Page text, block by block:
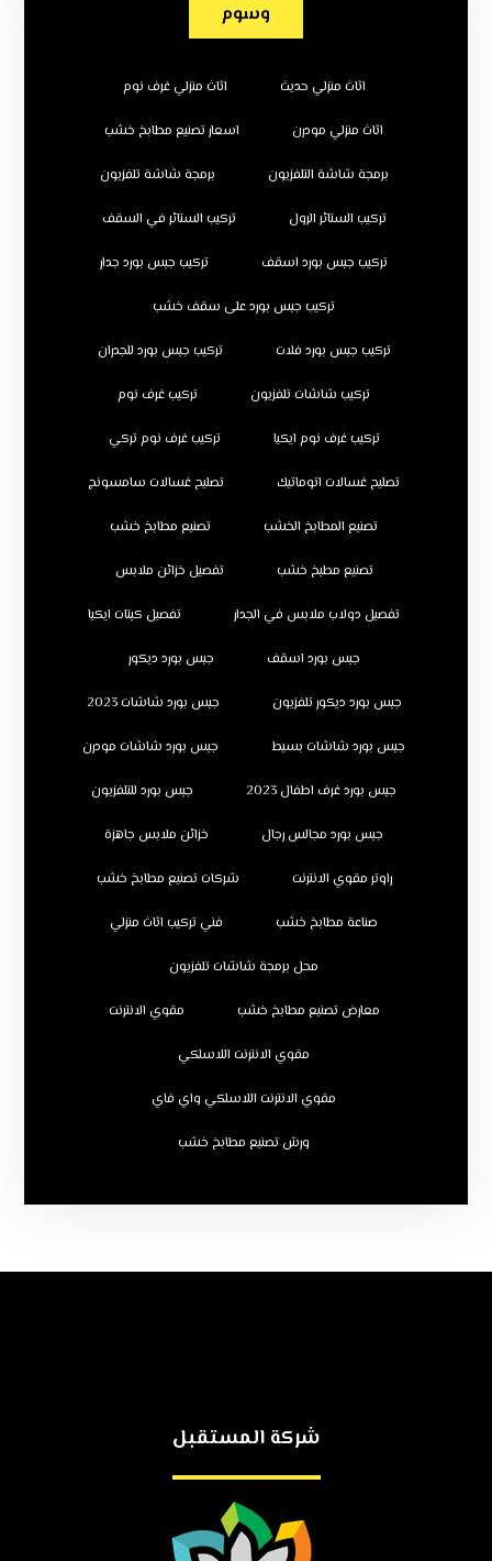
وسوم
اثاث منزلي حديث اثاث منزلي غرف نوم
اثاث منزلي مودرن اسعار تصنيع مطابخ خشب
برمجة شاشة التلفزيون برمجة شاشة تلفزيون
تركيب الستائر الرول تركيب الستائر في السقف
تركيب جبس بورد اسقف تركيب جبس بورد جدار
تركيب جبس بورد على سقف خشب
تركيب جبس بورد فلات تركيب جبس بورد للجدران
تركيب شاشات تلفزيون تركيب غرف نوم
تركيب غرف نوم ايكيا تركيب غرف نوم تركي
تصليح غسالات اتوماتيك تصليح غسالات سامسونج
تصنيع المطابخ الخشب تصنيع مطابخ خشب
تصنيع مطبخ خشب تفصيل خزائن ملابس
تفصيل دولاب ملابس في الجدار تفصيل كبتات ايكيا
جبس بورد اسقف جبس بورد ديكور
جبس بورد ديكور تلفزيون جبس بورد شاشات 2023
جبس بورد شاشات بسيط جبس بورد شاشات مودرن
جبس بورد غرف اطفال 2023 جبس بورد للتلفزيون
جبس بورد مجالس رجال خزائن ملابس جاهزة
راوتر مقوي الانترنت شركات تصنيع مطابخ خشب
صناعة مطابخ خشب فني تركيب اثاث منزلي
محل برمجة شاشات تلفزيون
معارض تصنيع مطابخ خشب مقوي الانترنت
مقوي الانترنت اللاسلكي
مقوي الانترنت اللاسلكي واي فاي
ورش تصنيع مطابخ خشب
شركة المستقبل